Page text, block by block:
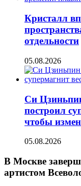
Кристалл
отдельности
05.08.2026
Си
построил
чтобы
05.08.2026
В Москве
артистом